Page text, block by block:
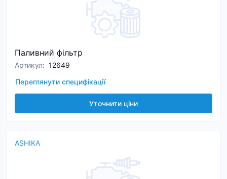
Паливний фільтр
Артикул: 12649
Переглянути специфікації
Уточнити ціни
ASHIKA